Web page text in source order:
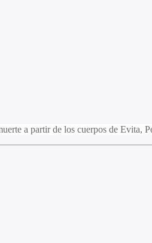
a partir de los cuerpos de Evita,